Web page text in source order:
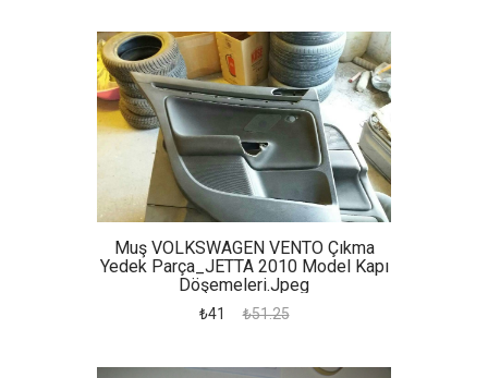
Muş VOLKSWAGEN VENTO Çıkma
Yedek Parça_JETTA 2010 Model Kapı
Döşemeleri.jpeg
₺41 ₺51.25